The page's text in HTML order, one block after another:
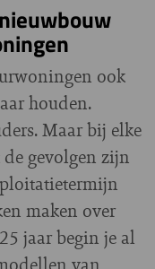
ook
houden.
Maar bij elke
gevolgen zijn
maken over
jaar begin je al